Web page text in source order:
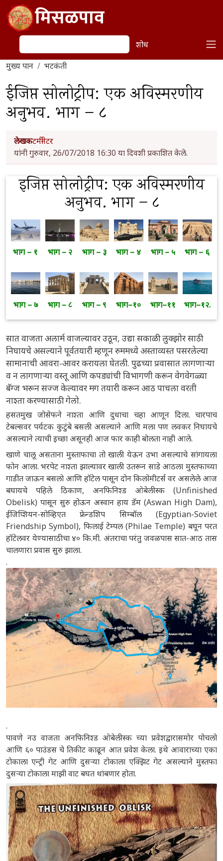
Skip to main content
मिसळपाव
शोध
शोध
मुख्य पान
भटकंती
ईजिप्त सोलोट्रीप: एक अविस्मरणीय
अनुभव. भाग – ८
लेखकटर्मीनेटर
यांनी गुरुवार, 26/07/2018 16:30 या दिवशी प्रकाशित केले.
इजिप्त सोलोट्रीप: एक अविस्मरणीय
अनुभव. भाग – ८
भाग – १ भाग – २ भाग – ३ भाग – ४ भाग – ५ भाग – ६
भाग – ७ भाग – ८ भाग – ९ भाग–१० भाग–११ भाग–१२.
सात वाजता अलार्म वाजल्यावर उठून, उद्या सकाळी लुक्झोर साठी
निघायचे असल्याने पूर्वतयारी म्हणून रुममध्ये अस्ताव्यस्त पसरलेल्या
सामानाची आवरा-आवर करायला घेतली. पुढच्या प्रवासात लागणाऱ्या
व न लागणाऱ्या वस्तू आणि कपड्यांची विभागणी करून वेगवेगळ्या
बॅग्ज भरून सज्ज केल्यावर मग तयारी करून आठ पाचला वरती
नाश्ता करण्यासाठी गेलो.
हसतमुख जोसेफने नाश्ता आणि दुधाचा चहा आणून दिला. चारपाच
टेबल्सवर पर्यटक कुटुंबे बसली असल्याने आणि मला पण लवकर निघायचे
असल्याने त्याची इच्छा असूनही आज फार काही बोलता नाही आले.
खाणे चालू असताना मुस्ताफाचा तो खाली येऊन उभा असल्याचे सांगायला
फोन आला. भरपेट नाश्ता झाल्यावर खाली उतरून साडे आठला मुस्तफाच्या
गाडीत जाऊन बसलो आणि हॉटेल पासून दोन किलोमीटर्स वर असलेले आज
बघायचे पहिले ठिकाण, अनफिनिश्ड ओबेलीस्क (Unfinished
Obelisk) पासून सुरु होऊन अस्वान हाय डॅम (Aswan High Dam),
ईजिप्शियन-सोव्हिएत फ्रेन्डशिप सिम्बॉल (Egyptian-Soviet
Friendship Symbol), फिलाई टेम्पल (Philae Temple) बघून परत
हॉटेलवर येण्यासाठीचा ४० कि.मी. अंतराचा परंतु जवळपास सात-आठ तास
चालणारा प्रवास सुरु झाला.
.
.
पावणे नउ वाजता अनफिनिश्ड ओबेलीस्क च्या प्रवेशद्वारासमोर पोचलो
आणि ६० पाउंडस चे तिकीट काढून आत प्रवेश केला. इथे आवाराच्या एका
टोकाला एन्ट्री गेट आणि दुसऱ्या टोकाला एक्झिट गेट असल्याने मुस्तफा
दुसऱ्या टोकाला माझी वाट बघत थांबणार होता.